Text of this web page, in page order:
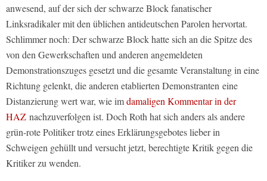
anwesend, auf der sich der schwarze Block fanatischer
Linksradikaler mit den üblichen antideutschen Parolen hervortat.
Schlimmer noch: Der schwarze Block hatte sich an die Spitze des
von den Gewerkschaften und anderen angemeldeten
Demonstrationszuges gesetzt und die gesamte Veranstaltung in eine
Richtung gelenkt, die anderen etablierten Demonstranten eine
Distanzierung wert war, wie imdamaligen Kommentar in der
HAZ nachzuverfolgen ist. Doch Roth hat sich anders als andere
grün-rote Politiker trotz eines Erklärungsgebotes lieber in
Schweigen gehüllt und versucht jetzt, berechtigte Kritik gegen die
Kritiker zu wenden.